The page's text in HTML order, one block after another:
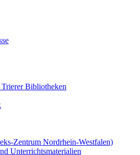
Bibliotheken
Zentrum Nordrhein-Westfalen)
Unterrichtsmaterialien